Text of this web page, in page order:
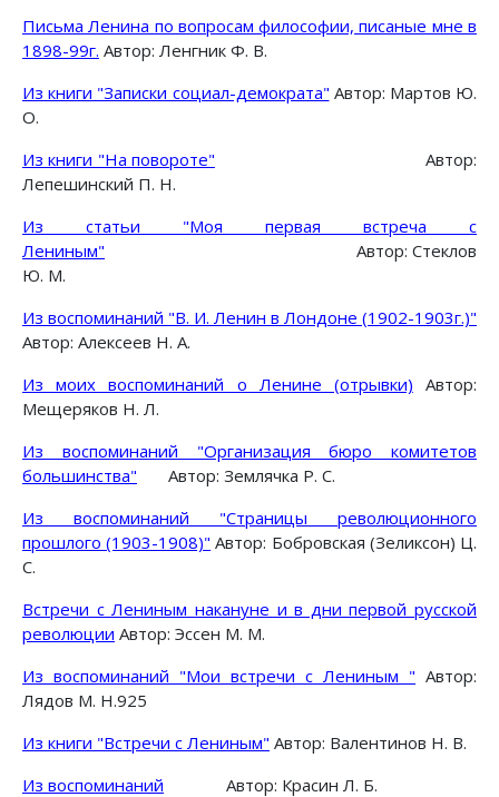
Письма Ленина по вопросам философии, писаные мне в
1898-99г. Автор: Ленгник Ф. В.
Из книги "Записки социал-демократа" Автор: Мартов Ю.
О.
Из книги "На повороте" Автор:
Лепешинский П. Н.
Из статьи "Моя первая встреча с
Лениным" Автор: Стеклов
Ю. М.
Из воспоминаний "В. И. Ленин в Лондоне (1902-1903г.)"
Автор: Алексеев Н. А.
Из моих воспоминаний о Ленине (отрывки) Автор:
Мещеряков Н. Л.
Из воспоминаний "Организация бюро комитетов
большинства" Автор: Землячка Р. С.
Из воспоминаний "Страницы революционного
прошлого (1903-1908)" Автор: Бобровская (Зеликсон) Ц.
С.
Встречи с Лениным накануне и в дни первой русской
революции Автор: Эссен М. М.
Из воспоминаний "Мои встречи с Лениным " Автор:
Лядов М. Н.925
Из книги "Встречи с Лениным" Автор: Валентинов Н. В.
Из воспоминаний Автор: Красин Л. Б.